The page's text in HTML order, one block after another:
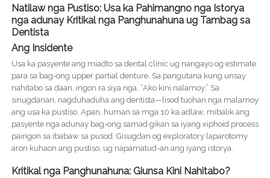
Natilaw nga Pustiso: Usa ka Pahimangno nga Istorya
nga adunay Kritikal nga Panghunahuna ug Tambag sa
Dentista
Ang Insidente
Usa ka pasyente ang miadto sa dental clinic ug nangayo og estimate
para sa bag-ong upper partial denture. Sa pangutana kung unsay
nahitabo sa daan, ingon ra siya nga, “Ako kini nalamoy.” Sa
sinugdanan, nagduhaduha ang dentista—lisod tuohan nga malamoy
ang usa ka pustiso. Apan, human sa mga 10 ka adlaw, mibalik ang
pasyente nga adunay bag-ong samad gikan sa iyang xiphoid process
paingon sa ibabaw sa pusod. Gisugdan og exploratory laparotomy
aron kuhaon ang pustiso, ug napamatud-an ang iyang istorya.
Kritikal nga Panghunahuna: Giunsa Kini Nahitabo?